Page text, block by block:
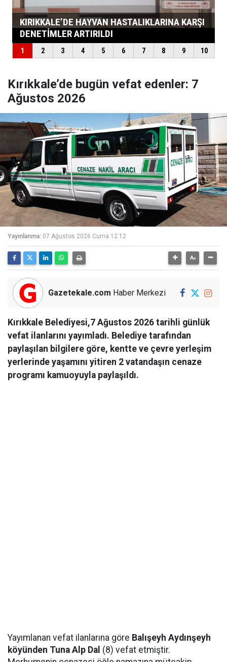
Kırıkkale’de bugün vefat edenler: 7
Ağustos 2026
Yayınlanma: 07 Ağustos 2026 Cuma 12:12
Gazetekale.com Haber Merkezi
Kırıkkale Belediyesi,7 Ağustos 2026 tarihli günlük
vefat ilanlarını yayımladı. Belediye tarafından
paylaşılan bilgilere göre, kentte ve çevre yerleşim
yerlerinde yaşamını yitiren 2 vatandaşın cenaze
programı kamuoyuyla paylaşıldı.
Yayımlanan vefat ilanlarına göre Balışeyh Aydınşeyh
köyünden Tuna Alp Dal (8) vefat etmiştir.